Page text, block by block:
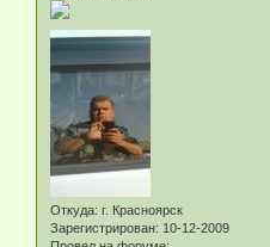
Откуда: г. Красноярск
Зарегистрирован: 10-12-2009